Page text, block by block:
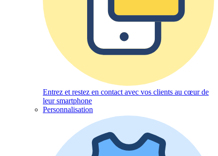
Entrez et restez en contact avec vos clients au cœur de
leur smartphone
Personnalisation